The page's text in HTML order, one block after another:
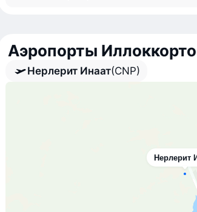
Аэропорты
Нерлерит Инаат(CNP)
Нерлерит